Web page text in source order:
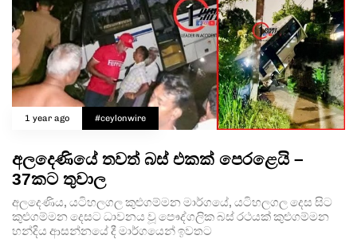
1 year ago #ceylonwire
අලදෙණියේ තවත් බස් එකක් පෙරළෙයි –
37කට තුවාල
අලදෙණිය, යටිහලගල කුළුගම්මන මාර්ගයේ, යටිහලගල දෙස සිට
කුළුගම්මන දෙසට ධාවනය වූ පෞද්ගලික බස් රථයක් කුළුගම්මන
හන්දිය ආසන්නයේ දී මාර්ගයෙන් ඉවතට